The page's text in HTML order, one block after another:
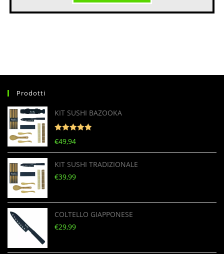
Prodotti
KIT SUSHI BAZOOKA
€49,94
KIT SUSHI TRADIZIONALE
€39,99
COLTELLO GIAPPONESE
€29,99